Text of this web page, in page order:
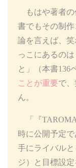
もはや著者の
書でもその制
論を言えば、
っこにあるの
と」（本書136
ことが重要で
ん。
「『
時に公開予定
手にライバル
ジ）と目標設